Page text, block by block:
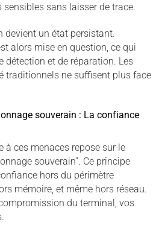
sans laisser de trace.
devient un état persistant.
alors mise en question, ce qui
détection et de réparation. Les
traditionnels ne suffisent plus face
souverain : La confiance
à ces menaces repose sur le
souverain”. Ce principe
hors du périmètre
mémoire, et même hors réseau.
du terminal, vos